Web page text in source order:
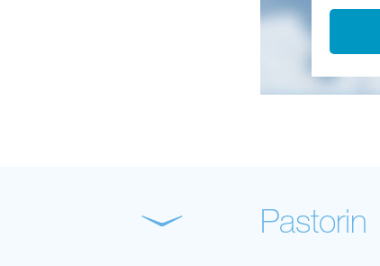
Pastorin